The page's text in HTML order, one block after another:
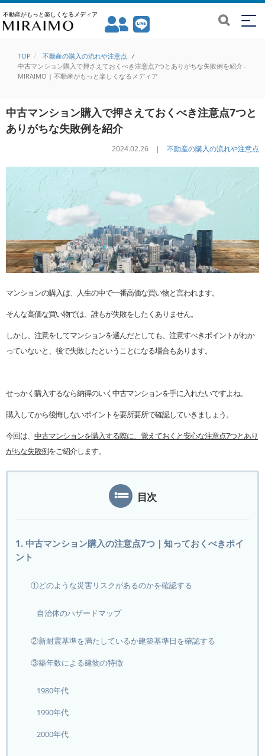
不動産がもっと楽しくなるメディア
TOP 不動産の購入の流れや注意点 /
中古マンション購入で押さえておくべき注意点7つとありがちな失敗例を紹介 -
MIRAIMO | 不動産がもっと楽しくなるメディア
中古マンション購入で押さえておくべき注意点7つと
ありがちな失敗例を紹介
2024.02.26 | 不動産の購入の流れや注意点
マンションの購入は、人生の中で一番高価な買い物と言われます。
そんな高価な買い物では、誰もが失敗をしたくありません。
しかし、注意をしてマンションを選んだとしても、注意すべきポイントがわか
っていないと、後で失敗したということになる場合もあります。
せっかく購入するなら納得のいく中古マンションを手に入れたいですよね。
購入してから後悔しないポイントを要所要所で確認していきましょう。
今回は、 中古マンションを購入する際に、覚えておくと安心な注意点7つとあり
がちな失敗例をご紹介します。
目次
1. 中古マンション購入の注意点7つ｜知っておくべきポイ
ント
①どのような災害リスクがあるのかを確認する
自治体のハザードマップ
②新耐震基準を満たしているか建築基準日を確認する
③築年数による建物の特徴
1980年代
1990年代
2000年代